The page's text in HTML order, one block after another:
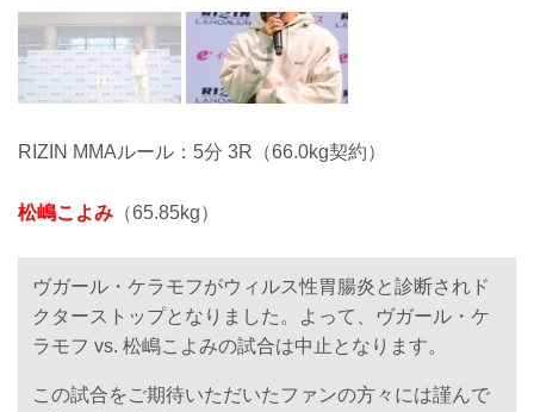
RIZIN MMAルール：5分 3R（66.0kg契約）
松嶋こよみ （65.85kg）
ヴガール・ケラモフがウィルス性胃腸炎と診断されド
クターストップとなりました。よって、ヴガール・ケ
ラモフ vs. 松嶋こよみの試合は中止となります。
この試合をご期待いただいたファンの方々には謹んで